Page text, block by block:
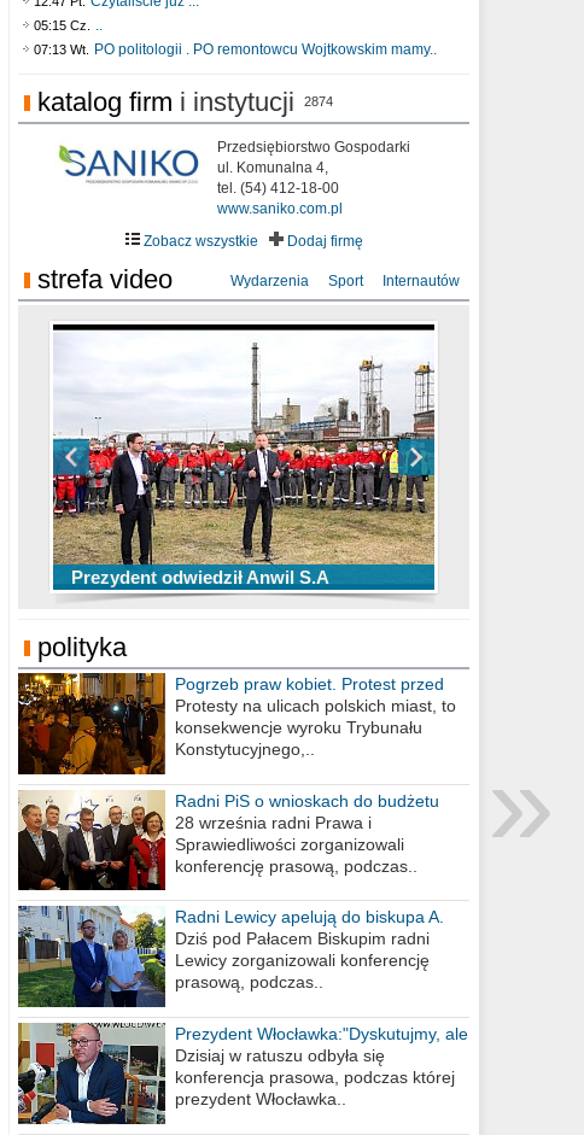
05:15 Cz. ..
07:13 Wt. PO politologii . PO remontowcu Wojtkowskim mamy..
katalog firm i instytucji 2874
Przedsiębiorstwo Gospodarki
ul. Komunalna 4,
tel. (54) 412-18-00
www.saniko.com.pl
Zobacz wszystkie
Dodaj firmę
strefa video Wydarzenia Sport Internautów
Prezydent odwiedził Anwil S.A
TOP 10 przechwytów Anwilu Włocławek
w EBL w sezonie 2019/2020
TOP 5 rzutów Anwilu Włocławek w BCL
w sezonie 2019/2020
Ni To Ponk - W oczach mamy strach
sixf33t .Last Year DRONE FOOTAGE
Włocławek
XXIII Sesja Rady Miasta Włocławek VIII
kadencji w dniu 09.06.2020 r.
polityka
Pogrzeb praw kobiet. Protest przed
biurem poselskim PiS
Protesty na ulicach polskich miast, to
konsekwencje wyroku Trybunału
Konstytucyjnego,..
Radni PiS o wnioskach do budżetu
miasta na 2021 rok
28 września radni Prawa i
Sprawiedliwości zorganizowali
konferencję prasową, podczas..
Radni Lewicy apelują do biskupa A.
Wiesława Meringa
Dziś pod Pałacem Biskupim radni
Lewicy zorganizowali konferencję
prasową, podczas..
Prezydent Włocławka:"Dyskutujmy, ale
nie obrażajmy się”
Dzisiaj w ratuszu odbyła się
konferencja prasowa, podczas której
prezydent Włocławka..
»